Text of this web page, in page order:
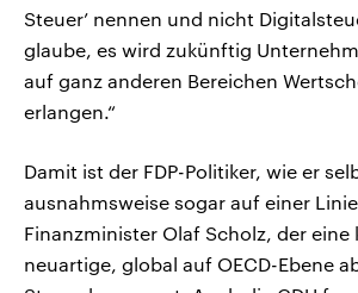
Steuer’ nennen und nicht
glaube, es wird zukünftig
auf ganz anderen Bereichen
erlangen.“
Damit ist der FDP-Politiker, wie er
ausnahmsweise sogar auf einer
Finanzminister Olaf Scholz, der eine
neuartige, global auf OECD-Ebene